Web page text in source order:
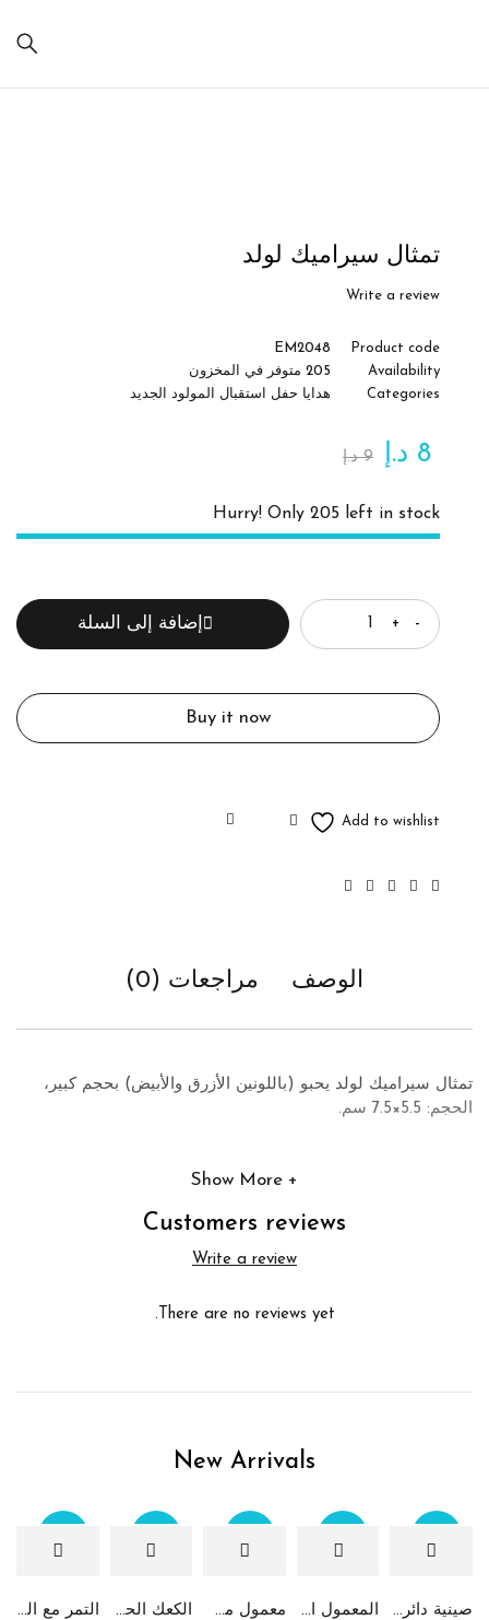
تمثال سيراميك لولد
Write a review
Product code
EM2048
Availability
205 متوفر في المخزون
Categories
هدايا حفل استقبال المولود الجديد
9 د.إ 8 د.إ
Hurry! Only 205 left in stock
إضافة إلى السلة
Buy it now
الوصف مراجعات (0)
تمثال سيراميك لولد يحبو (باللونين الأزرق والأبيض) بحجم كبير،
الحجم: 5.5×7.5 سم.
Show More
Customers reviews
Write a review
There are no reviews yet.
New Arrivals
صينية دائرية كبيرة جداً من الشوكولاتة والرهش المعمول التقليدي بالتمر معمول من القمح الكامل بدون سكر الكعك الحساوي بالتمر التمر مع الطحينة (التمريه)